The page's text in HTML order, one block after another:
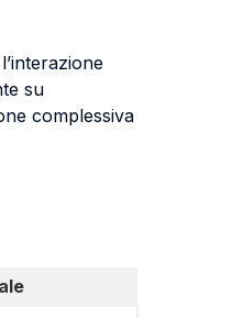
su
complessiva